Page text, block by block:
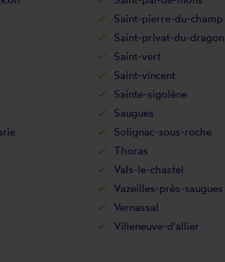
Saint-pierre-du-champ
Saint-privat-du-dragon
Saint-vert
Saint-vincent
Sainte-sigolène
Saugues
Solignac-sous-roche
Thoras
Vals-le-chastel
Vazeilles-près-saugues
Vernassal
Villeneuve-d'allier